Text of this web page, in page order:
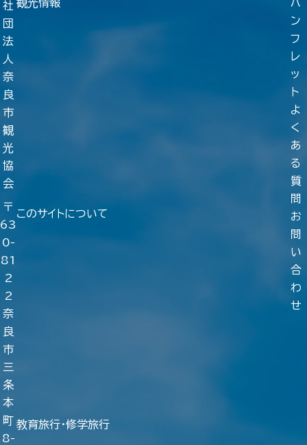
社
団
法
人
奈
良
市
観
光
協
会
〒
63
0-
81
2
2
奈
良
市
三
条
本
町
8-
観光情報
このサイトについて
教育旅行・修学旅行
パ
ン
フ
レ
ッ
ト
よ
く
あ
る
質
問
お
問
い
合
わ
せ